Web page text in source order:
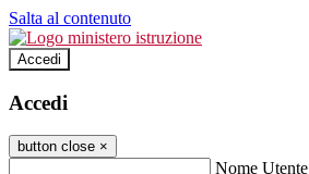
Salta al contenuto
Accedi
Accedi
button close ×
Nome Utente